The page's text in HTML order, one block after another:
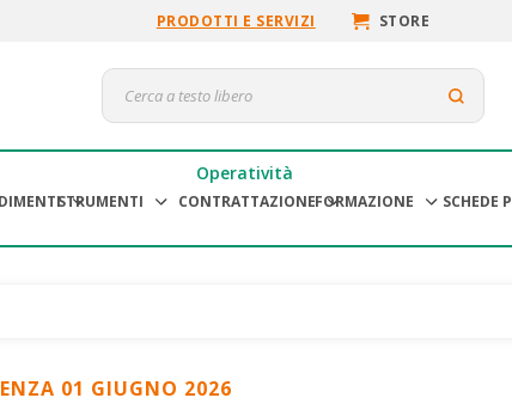
PRODOTTI E SERVIZI STORE
Operatività
STRUMENTI CONTRATTAZIONEFORMAZIONE SCHEDE
01 GIUGNO 2026